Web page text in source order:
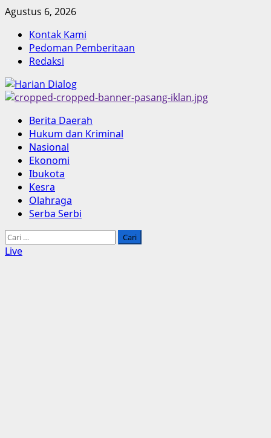
Skip
content
Agustus 6, 2026
Kontak Kami
Pedoman Pemberitaan
Redaksi
Primary
Menu
Berita Daerah
Hukum dan Kriminal
Nasional
Ekonomi
Ibukota
Kesra
Olahraga
Serba Serbi
Cari
untuk:
Live